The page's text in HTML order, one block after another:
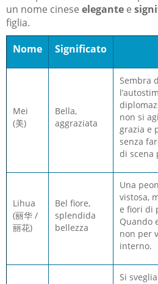
un nome cinese elegante e
figlia.
Nome
Significato
Mei
(美)
Bella,
aggraziata
Sembra
non si
grazia e
senza
di scena
Lihua
(丽华 /
丽花)
Bel fiore,
splendida
bellezza
Una
vistosa,
e fiori di
Quando
non per
interno.
Si